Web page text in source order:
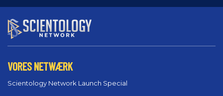
VORES NETWÆRK
Scientology Network Launch Special